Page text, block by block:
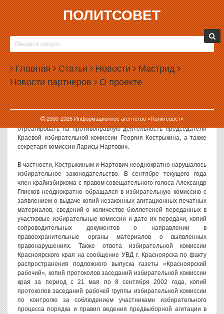
ПОЛИТСОВЕТ
Главная Статьи Новости Мастрид
Новости партнеров О проекте
2000-2026Информационное агентство «Политсовет»
07.10.2002, 10:57
БУНТ КРАСНОЯРСКОГО ИЗБИРКОМА
Председатель Краевой избирательной комиссииГеоргий
Кострыкини секретарь комиссииЛариса Нартович
отказываются выполнять постановление краевого суда
5 октября член Краевой избирательной комиссии с правом
совещательного голосаАлександр Глисковобратился к
прокурору Красноярского краяВиктору Гринюс просьбой
отреагировать на противоправную деятельность председателя
Краевой избирательной комиссии Георгия Кострыкина, а также
секретаря комиссии Ларисы Нартович.
В частности, Кострыкиным и Нартович неоднократно нарушалось
избирательное законодательство. В сентябре текущего года
член крайизбиркома с правом совещательного голоса Александр
Глисков неоднократно обращался в избирательную комиссию с
заявлением о выдаче копий незаконных агитационных печатных
материалов, сведений о количестве бюллетеней переданных в
участковые избирательные комиссии и дате их передачи, копий
сопроводительных документов о направлении в
правоохранительные органы материалов о выявленных
правонарушениях. Также ответа избирательной комиссии
Красноярского края на сообщение УВД г. Красноярска по факту
распространения подложного выпуска газеты «Красноярский
рабочий», копий протоколов заседаний избирательной комиссии
края за период с 21 мая по 8 сентября 2002 года, копий
протоколов заседаний рабочей группы избирательной комиссии
по контролю за соблюдением участниками избирательного
процесса порядка и правил ведения предвыборной агитации в